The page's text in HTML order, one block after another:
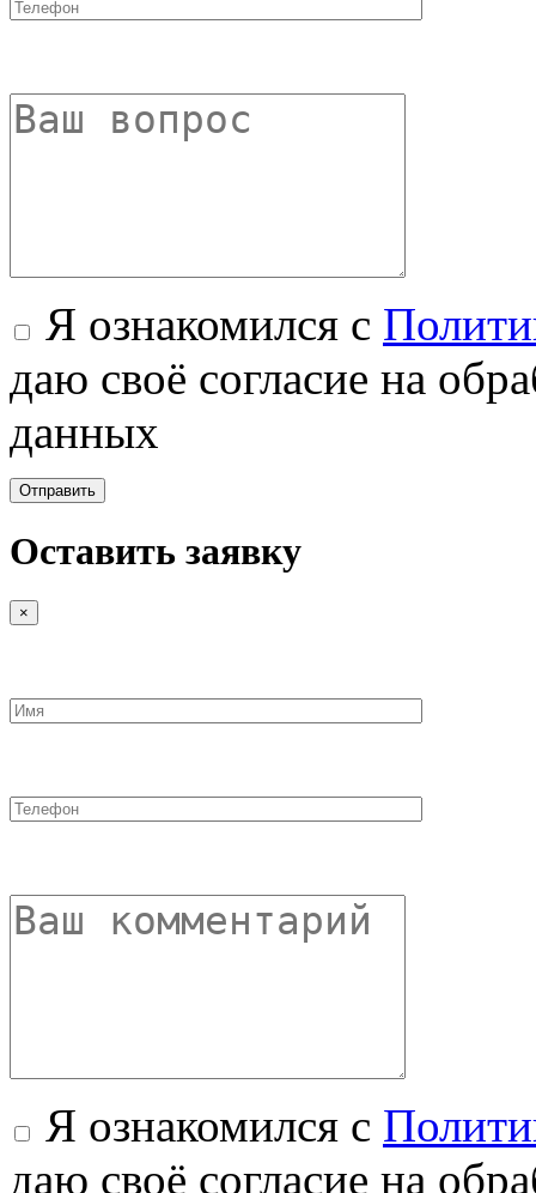
Я ознакомился с
даю своё согласие на
данных
Оставить заявку
×
Я ознакомился с
даю своё согласие на